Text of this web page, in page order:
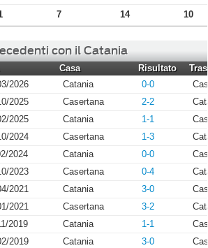
7 14 10
con il Catania
Casa Risultato
2026 Catania 0-0
2025 Casertana 2-2
2025 Catania 1-1
2024 Casertana 1-3
2024 Catania 0-0
2023 Casertana 0-4
2021 Catania 3-0
2021 Casertana 3-2
2019 Catania 1-1
2019 Catania 3-0